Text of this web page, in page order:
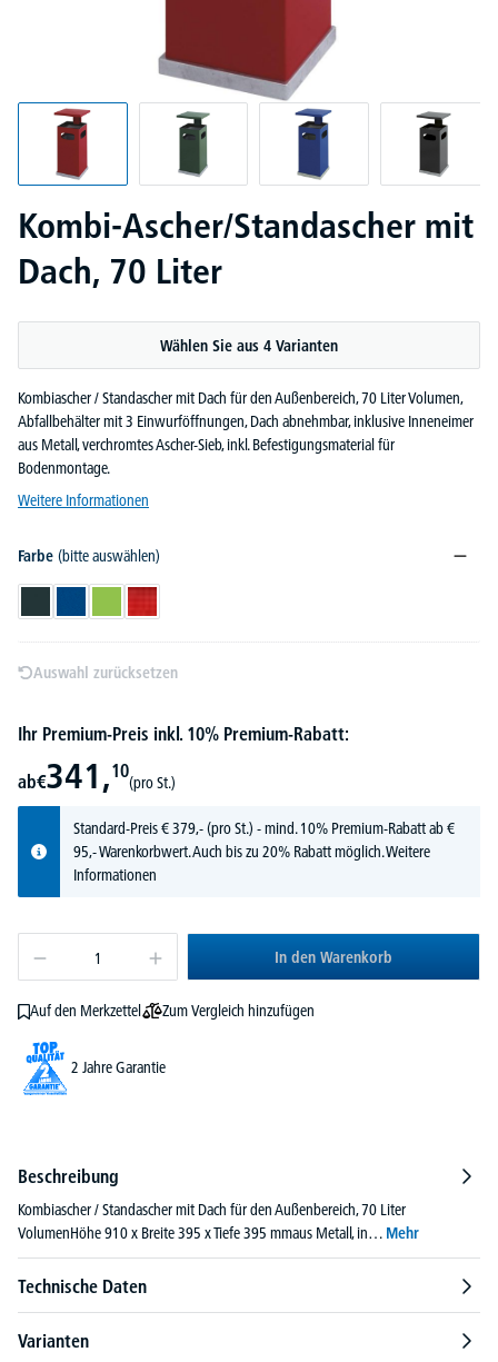
Kombi-Ascher/Standascher mit
Dach, 70 Liter
Wählen Sie aus 4 Varianten
Kombiascher / Standascher mit Dach für den Außenbereich, 70 Liter Volumen,
Abfallbehälter mit 3 Einwurföffnungen, Dach abnehmbar, inklusive Inneneimer
aus Metall, verchromtes Ascher-Sieb, inkl. Befestigungsmaterial für
Bodenmontage.
Weitere Informationen
Farbe (bitte auswählen)
Auswahl zurücksetzen
Ihr Premium-Preis inkl. 10% Premium-Rabatt:
ab€341,10
(pro St.)
Standard-Preis€379,-(pro St.) - mind. 10% Premium-Rabatt ab €
95,- Warenkorbwert. Auch bis zu 20% Rabatt möglich.Weitere
Informationen
In den Warenkorb
Auf den Merkzettel Zum Vergleich hinzufügen
2 Jahre Garantie
Beschreibung
Kombiascher / Standascher mit Dach für den Außenbereich, 70 Liter
VolumenHöhe 910 x Breite 395 x Tiefe 395 mmaus Metall, in… Mehr
Technische Daten
Varianten